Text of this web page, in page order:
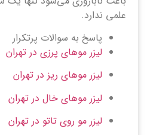
علمی ندارد.
پاسخ به سوالات پرتکرار
لیزر موهای پرزی در تهران
لیزر موهای ریز در تهران
لیزر موهای خال در تهران
لیزر مو روی تاتو در تهران